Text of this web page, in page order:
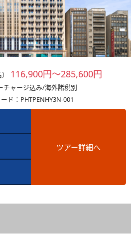
116,900円～285,600円
チャージ込み/海外諸税別
ド：PHTPENHY3N-001
ツアー詳細へ